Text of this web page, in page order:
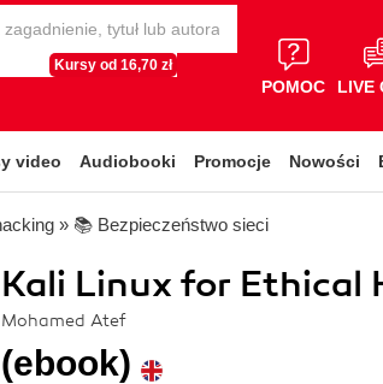
Kursy od 16,70 zł
POMOC LIVE
video Audiobooki Promocje Nowości
» 📚 Bezpieczeństwo sieci
Kali Linux for Ethical
Mohamed Atef
(ebook)